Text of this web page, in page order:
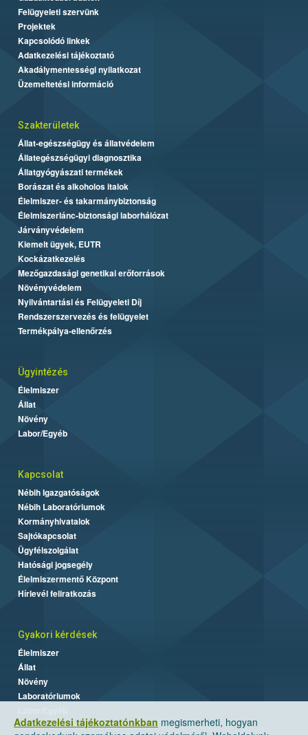
Adatkezelési tájékoztatónkban megismerheti, hogyan
Felügyeleti szervünk
Projektek
Kapcsolódó linkek
Adatkezelési tájékoztató
Akadálymentességi nyilatkozat
Üzemeltetési információ
Szakterületek
Állat-egészségügy és állatvédelem
Állategészségügyi diagnosztika
Állatgyógyászati termékek
Borászat és alkoholos italok
Élelmiszer- és takarmánybiztonság
Élelmiszerlánc-biztonsági laborhálózat
Járványvédelem
Kiemelt ügyek, EUTR
Kockázatkezelés
Mezőgazdasági genetikai erőforrások
Növényvédelem
Nyilvántartási és Felügyeleti Díj
Rendszerszervezés és felügyelet
Termékpálya-ellenőrzés
Ügyintézés
Élelmiszer
Állat
Növény
Labor/Egyéb
Kapcsolat
Nébih Igazgatóságok
Nébih Laboratóriumok
Kormányhivatalok
Sajtókapcsolat
Ügyfélszolgálat
Hatósági jogsegély
Élelmiszermentő Központ
Hírlevél feliratkozás
Gyakori kérdések
Élelmiszer
Állat
Növény
Laboratóriumok